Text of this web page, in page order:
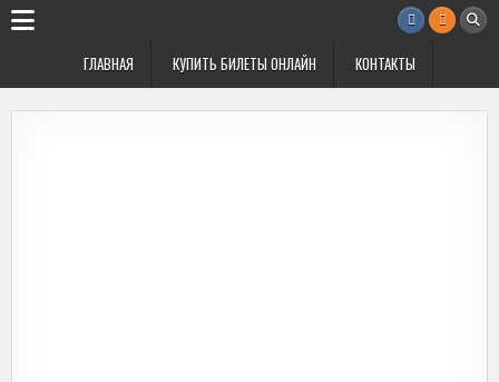
Перейти
содержимомуГЛАВНАЯ КУПИТЬ БИЛЕТЫ ОНЛАЙН КОНТАКТЫ